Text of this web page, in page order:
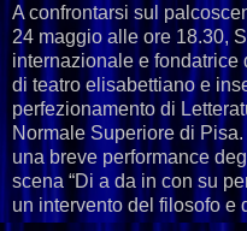
A confrontarsi sul
24 maggio alle ore 18.30,
internazionale e fondatrice
di teatro elisabettiano e
perfezionamento di
Normale Superiore di
una breve performance
scena “Di a da in con su
un intervento del filosofo e